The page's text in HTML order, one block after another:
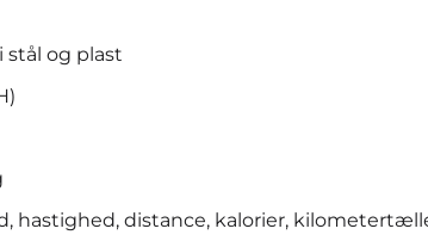
stål og plast
hastighed, distance, kalorier,